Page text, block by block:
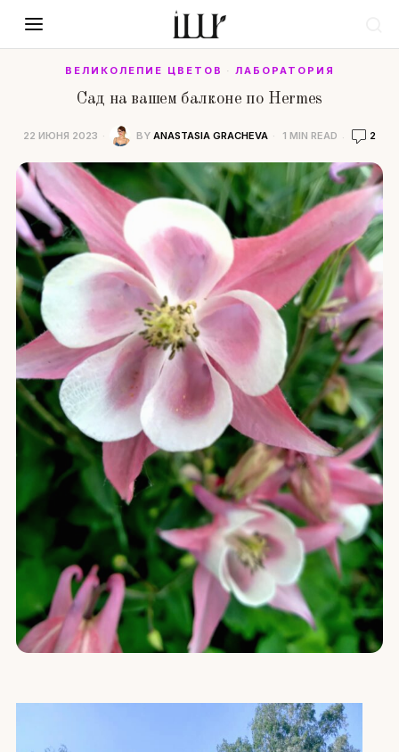
ВЕЛИКОЛЕПИЕ ЦВЕТОВ · ЛАБОРАТОРИЯ
Сад на вашем балконе по Hermes
22 ИЮНЯ 2023 BY ANASTASIA GRACHEVA 1 MIN READ 2